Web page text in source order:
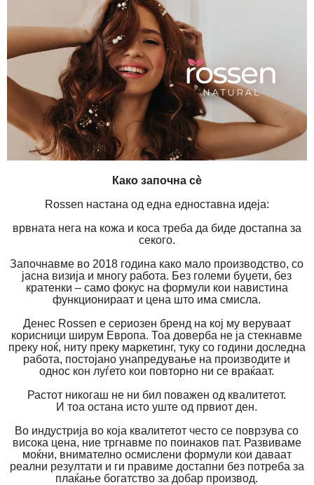
Како започна сè
Rossen настана од една едноставна идеја:
врвната нега на кожа и коса треба да биде достапна за
секого.
Започнавме во 2018 година како мало производство, со
јасна визија и многу работа. Без големи буџети, без
кратенки – само фокус на формули кои навистина
функционираат и цена што има смисла.
Денес Rossen е сериозен бренд на кој му веруваат
корисници ширум Европа. Тоа доверба не ја стекнавме
преку ноќ, ниту преку маркетинг, туку со години доследна
работа, постојано унапредување на производите и
однос кон луѓето кои повторно ни се враќаат.
Растот никогаш не ни бил поважен од квалитетот.
И тоа остана исто уште од првиот ден.
Во индустрија во која квалитетот често се поврзува со
висока цена, ние тргнавме по поинаков пат. Развиваме
моќни, внимателно осмислени формули кои даваат
реални резултати и ги правиме достапни без потреба за
плаќање богатство за добар производ.